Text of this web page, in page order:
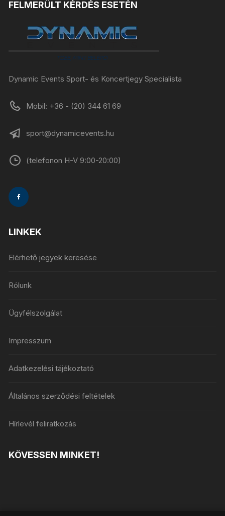
FELMERÜLT KÉRDÉS ESETÉN
Dynamic Events Sport- és Koncertjegy Specialista
Mobil: +36 - (20) 344 61 69
sport@dynamicevents.hu
(telefonon H-V 9:00-20:00)
LINKEK
Elérhető jegyek keresése
Rólunk
Ügyfélszolgálat
Impresszum
Adatkezelési tájékoztató
Általános szerződési feltételek
Hírlevél feliratkozás
KÖVESSEN MINKET!